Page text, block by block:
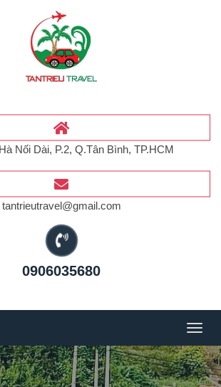
Nối Dài, P.2, Q.Tân Bình, TP.HCM
tantrieutravel@gmail.com
0906035680
Menu